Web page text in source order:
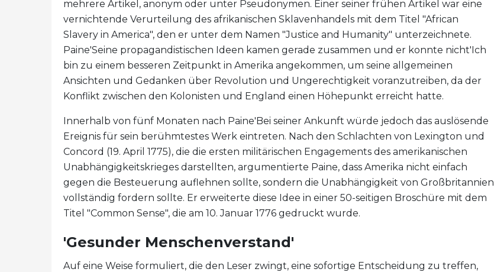
mehrere Artikel, anonym oder unter Pseudonymen. Einer seiner frühen Artikel war eine
vernichtende Verurteilung des afrikanischen Sklavenhandels mit dem Titel "African
Slavery in America", den er unter dem Namen "Justice and Humanity" unterzeichnete.
Paine'Seine propagandistischen Ideen kamen gerade zusammen und er konnte nicht'Ich
bin zu einem besseren Zeitpunkt in Amerika angekommen, um seine allgemeinen
Ansichten und Gedanken über Revolution und Ungerechtigkeit voranzutreiben, da der
Konflikt zwischen den Kolonisten und England einen Höhepunkt erreicht hatte.
Innerhalb von fünf Monaten nach Paine'Bei seiner Ankunft würde jedoch das auslösende
Ereignis für sein berühmtestes Werk eintreten. Nach den Schlachten von Lexington und
Concord (19. April 1775), die die ersten militärischen Engagements des amerikanischen
Unabhängigkeitskrieges darstellten, argumentierte Paine, dass Amerika nicht einfach
gegen die Besteuerung auflehnen sollte, sondern die Unabhängigkeit von Großbritannien
vollständig fordern sollte. Er erweiterte diese Idee in einer 50-seitigen Broschüre mit dem
Titel "Common Sense", die am 10. Januar 1776 gedruckt wurde.
'Gesunder Menschenverstand'
Auf eine Weise formuliert, die den Leser zwingt, eine sofortige Entscheidung zu treffen,